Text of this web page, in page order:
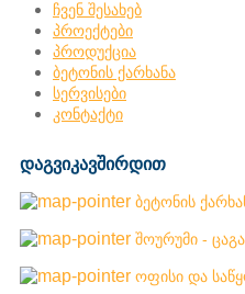
ჩვენ შესახებ
პროექტები
პროდუქცია
ბეტონის ქარხანა
სერვისები
კონტაქტი
დაგვიკავშირდით
ბეტონის
შოურუმი -
ოფისი და